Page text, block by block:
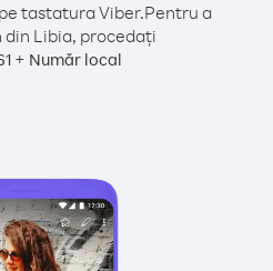
tastatura Viber.Pentru a
din Libia, procedați
+ Număr local